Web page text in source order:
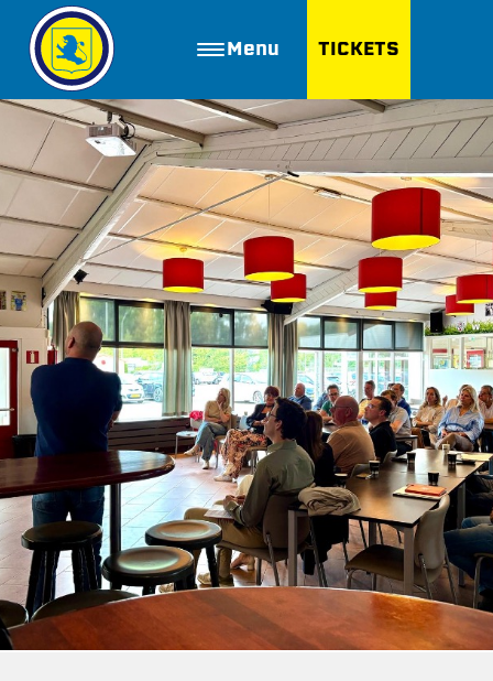
Menu TICKETS
ZOEKEN
Golfbaan Ter Specke
Webshop
Nieuws
Vacatures
Join FC Lisse
Aanmelden voor proeftraining
Lid worden van FC Lisse
Word vrijwilliger
De Club van 100
Uitschrijven
Over FC Lisse
Organisatie
Informatie voor de Pers
Onze historie